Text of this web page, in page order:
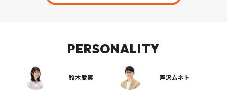
PERSONALITY
鈴木愛実 芦沢ムネト